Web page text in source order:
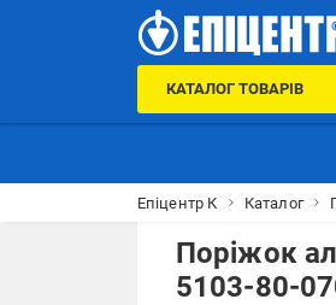
КАТАЛОГ ТОВАРІВ
Епіцентр К Каталог
Поріжок
5103-80-